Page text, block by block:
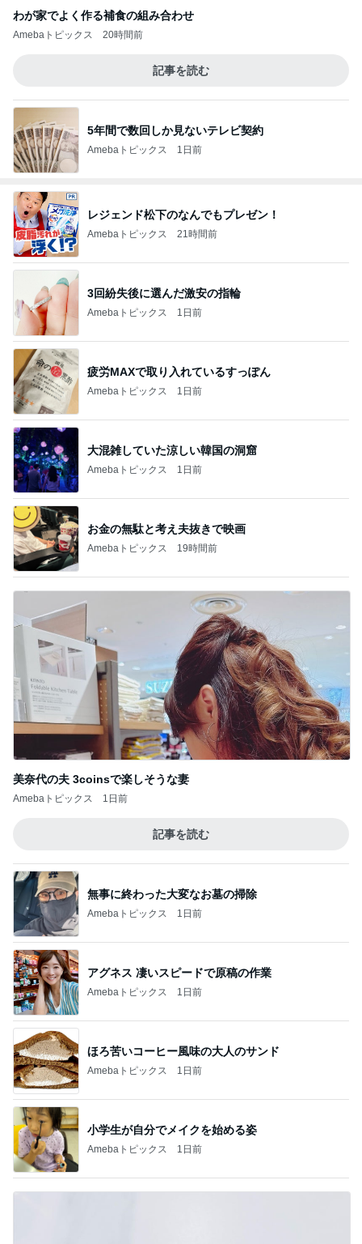
わが家でよく作る補食の組み合わせ
Amebaトピックス 20時間前
記事を読む
5年間で数回しか見ないテレビ契約
Amebaトピックス 1日前
レジェンド松下のなんでもプレゼン！
Amebaトピックス 21時間前
3回紛失後に選んだ激安の指輪
Amebaトピックス 1日前
疲労MAXで取り入れているすっぽん
Amebaトピックス 1日前
大混雑していた涼しい韓国の洞窟
Amebaトピックス 1日前
お金の無駄と考え夫抜きで映画
Amebaトピックス 19時間前
美奈代の夫 3coinsで楽しそうな妻
Amebaトピックス 1日前
記事を読む
無事に終わった大変なお墓の掃除
Amebaトピックス 1日前
アグネス 凄いスピードで原稿の作業
Amebaトピックス 1日前
ほろ苦いコーヒー風味の大人のサンド
Amebaトピックス 1日前
小学生が自分でメイクを始める姿
Amebaトピックス 1日前